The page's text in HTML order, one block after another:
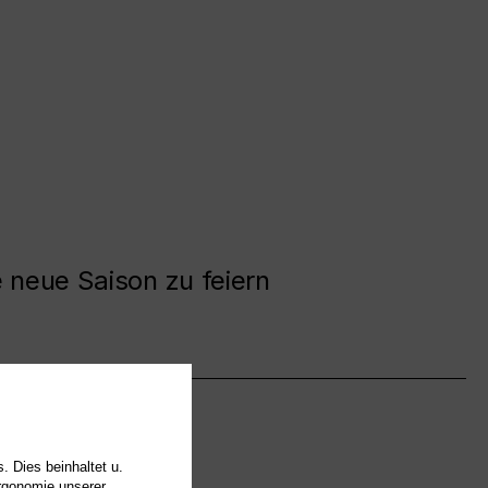
Saison zu feiern
Dies beinhaltet u.